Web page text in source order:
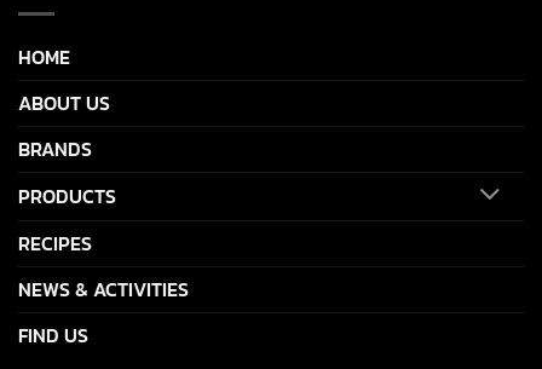
HOME
ABOUT US
BRANDS
PRODUCTS
RECIPES
NEWS & ACTIVITIES
FIND US